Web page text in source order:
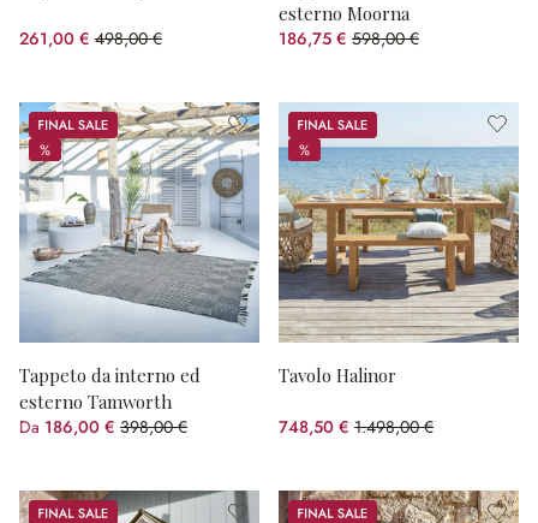
261,00 € 498,00 €
(risparmio 47.59%)
esterno Moorna
186,75 € 598,00 €
(risparmio 68.77%)
Sale
%
%
Tappeto da interno ed
esterno Tamworth
Da 186,00 € 398,00 €
(risparmio 53.27%)
Sale
%
%
Tavolo Halinor
748,50 € 1.498,00 €
(risparmio 50.03%)
Sale Sale